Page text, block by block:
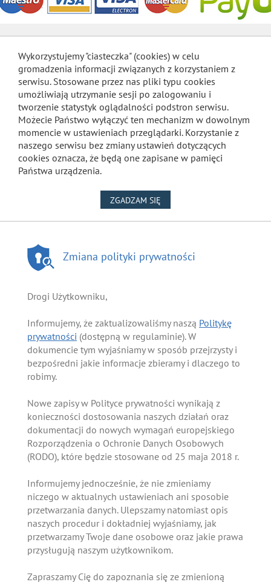
Wykorzystujemy "ciasteczka" (cookies) w celu
gromadzenia informacji związanych z korzystaniem z
serwisu. Stosowane przez nas pliki typu cookies
umożliwiają utrzymanie sesji po zalogowaniu i
tworzenie statystyk oglądalności podstron serwisu.
Możecie Państwo wyłączyć ten mechanizm w dowolnym
momencie w ustawieniach przeglądarki. Korzystanie z
naszego serwisu bez zmiany ustawień dotyczących
cookies oznacza, że będą one zapisane w pamięci
Państwa urządzenia.
ZGADZAM SIĘ
Zmiana polityki prywatności
Drogi Użytkowniku,
Informujemy, że zaktualizowaliśmy naszą Politykę
prywatności (dostępną w regulaminie). W
dokumencie tym wyjaśniamy w sposób przejrzysty i
bezpośredni jakie informacje zbieramy i dlaczego to
robimy.
Nowe zapisy w Polityce prywatności wynikają z
konieczności dostosowania naszych działań oraz
dokumentacji do nowych wymagań europejskiego
Rozporządzenia o Ochronie Danych Osobowych
(RODO), które będzie stosowane od 25 maja 2018 r.
Informujemy jednocześnie, że nie zmieniamy
niczego w aktualnych ustawieniach ani sposobie
przetwarzania danych. Ulepszamy natomiast opis
naszych procedur i dokładniej wyjaśniamy, jak
przetwarzamy Twoje dane osobowe oraz jakie prawa
przysługują naszym użytkownikom.
Zapraszamy Cię do zapoznania się ze zmienioną